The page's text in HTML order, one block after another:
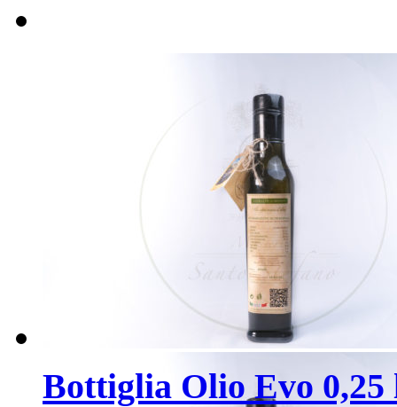
Bottiglia Olio Evo